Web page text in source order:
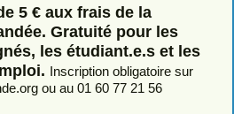
5 € aux frais de la
Gratuité pour les
les étudiant.e.s et les
Inscription obligatoire sur
ou au 01 60 77 21 56